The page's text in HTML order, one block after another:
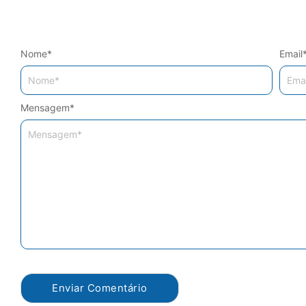
Mensagem*
Nome* Email